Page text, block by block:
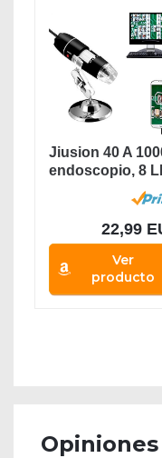
Jiusion 40 A
endoscopio, 8
22,99
Ver
producto